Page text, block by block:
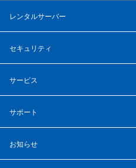
レンタルサーバー
セキュリティ
サービス
サポート
お知らせ